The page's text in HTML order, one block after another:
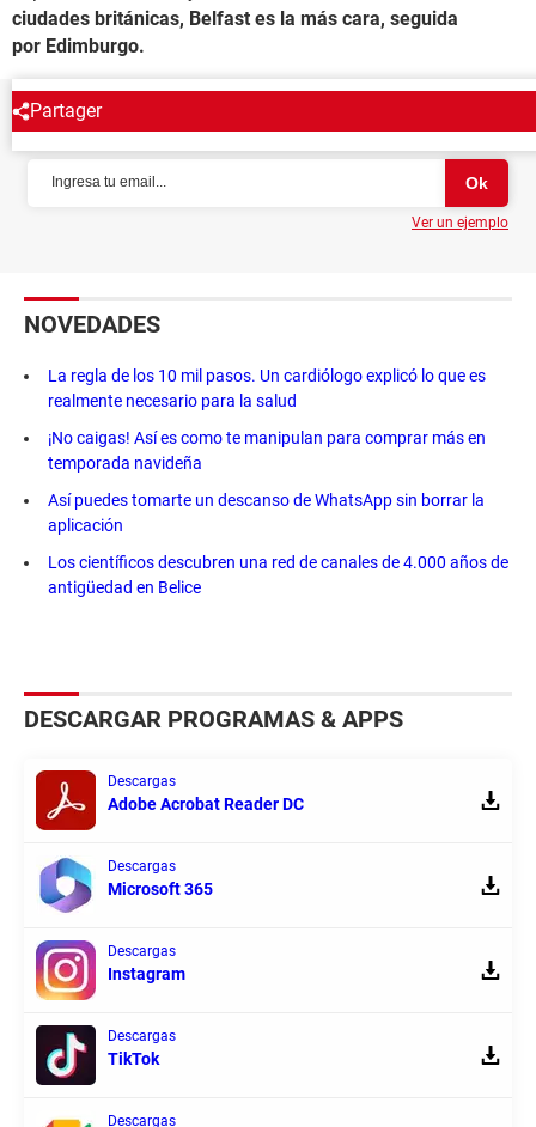
ciudades británicas, Belfast es la más cara, seguida
por Edimburgo.
Partager
NEWSLETTER
Ver un ejemplo
NOVEDADES
La regla de los 10 mil pasos. Un cardiólogo explicó lo que es
realmente necesario para la salud
¡No caigas! Así es como te manipulan para comprar más en
temporada navideña
Así puedes tomarte un descanso de WhatsApp sin borrar la
aplicación
Los científicos descubren una red de canales de 4.000 años de
antigüedad en Belice
DESCARGAR PROGRAMAS & APPS
Descargas
Adobe Acrobat Reader DC
Descargas
Microsoft 365
Descargas
Instagram
Descargas
TikTok
Descargas